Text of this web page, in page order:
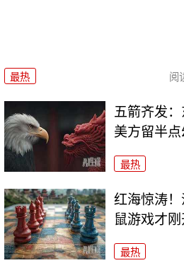
最热 阅
五箭齐发
美方留半点
最热
红海惊涛
鼠游戏才刚
最热